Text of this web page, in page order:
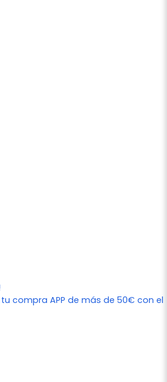
compra APP de más de 50€ con el